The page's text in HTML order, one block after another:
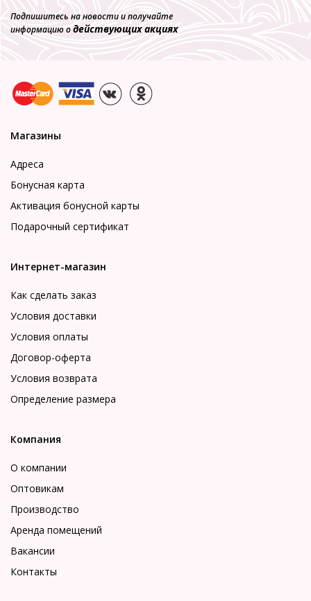
Подпишитесь на новости и получайте
информацию одействующих акциях
Магазины
Адреса
Бонусная карта
Активация бонусной карты
Подарочный сертификат
Интернет-магазин
Как сделать заказ
Условия доставки
Условия оплаты
Договор-оферта
Условия возврата
Определение размера
Компания
О компании
Оптовикам
Производство
Аренда помещений
Вакансии
Контакты